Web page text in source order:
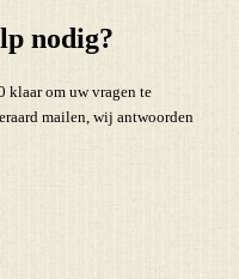
nodig?
klaar om uw vragen te
mailen, wij antwoorden